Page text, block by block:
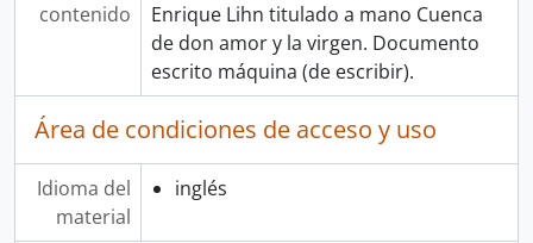
contenido
Enrique Lihn titulado a mano Cuenca
de don amor y la virgen. Documento
escrito máquina (de escribir).
Área de condiciones de acceso y uso
Idioma del
material
inglés